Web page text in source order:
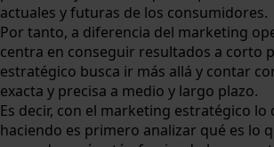
actuales y futuras de los consumidores.
Por tanto, a diferencia del marketing
centra en conseguir resultados a corto
estratégico busca ir más allá y contar
exacta y precisa a medio y largo plazo.
Es decir, con el marketing estratégico lo
haciendo es primero analizar qué es lo